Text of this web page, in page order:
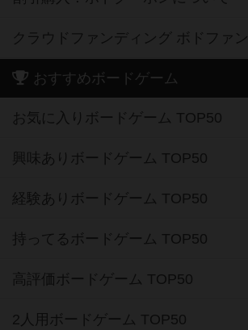
クラウドファンディング ボドファン
おすすめボードゲーム
お気に入りボードゲーム TOP50
興味ありボードゲーム TOP50
経験ありボードゲーム TOP50
持ってるボードゲーム TOP50
高評価ボードゲーム TOP50
2人用ボードゲーム TOP50